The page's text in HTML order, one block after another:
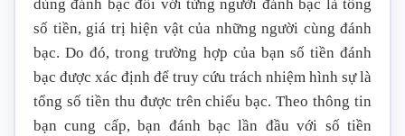
dùng đánh bạc đối với từng người đánh bạc là tổng
số tiền, giá trị hiện vật của những người cùng đánh
bạc. Do đó, trong trường hợp của bạn số tiền đánh
bạc được xác định để truy cứu trách nhiệm hình sự là
tổng số tiền thu được trên chiếu bạc. Theo thông tin
bạn cung cấp, bạn đánh bạc lần đầu với số tiền